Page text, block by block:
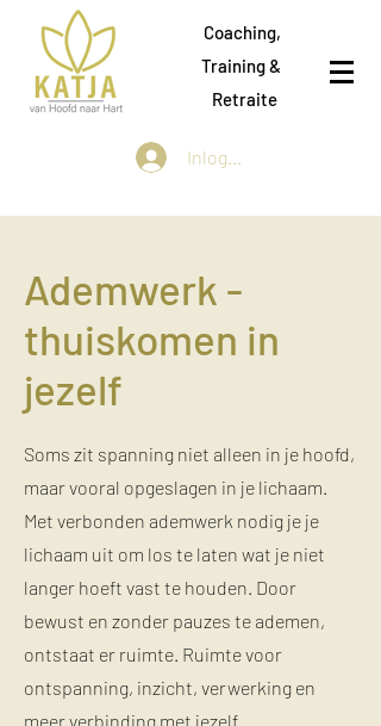
Coaching,
Training &
Retraite
Inloggen
Ademwerk -
thuiskomen in
jezelf
Soms zit spanning niet alleen in je hoofd,
maar vooral opgeslagen in je lichaam.
Met verbonden ademwerk nodig je je
lichaam uit om los te laten wat je niet
langer hoeft vast te houden. Door
bewust en zonder pauzes te ademen,
ontstaat er ruimte. Ruimte voor
ontspanning, inzicht, verwerking en
meer verbinding met jezelf.